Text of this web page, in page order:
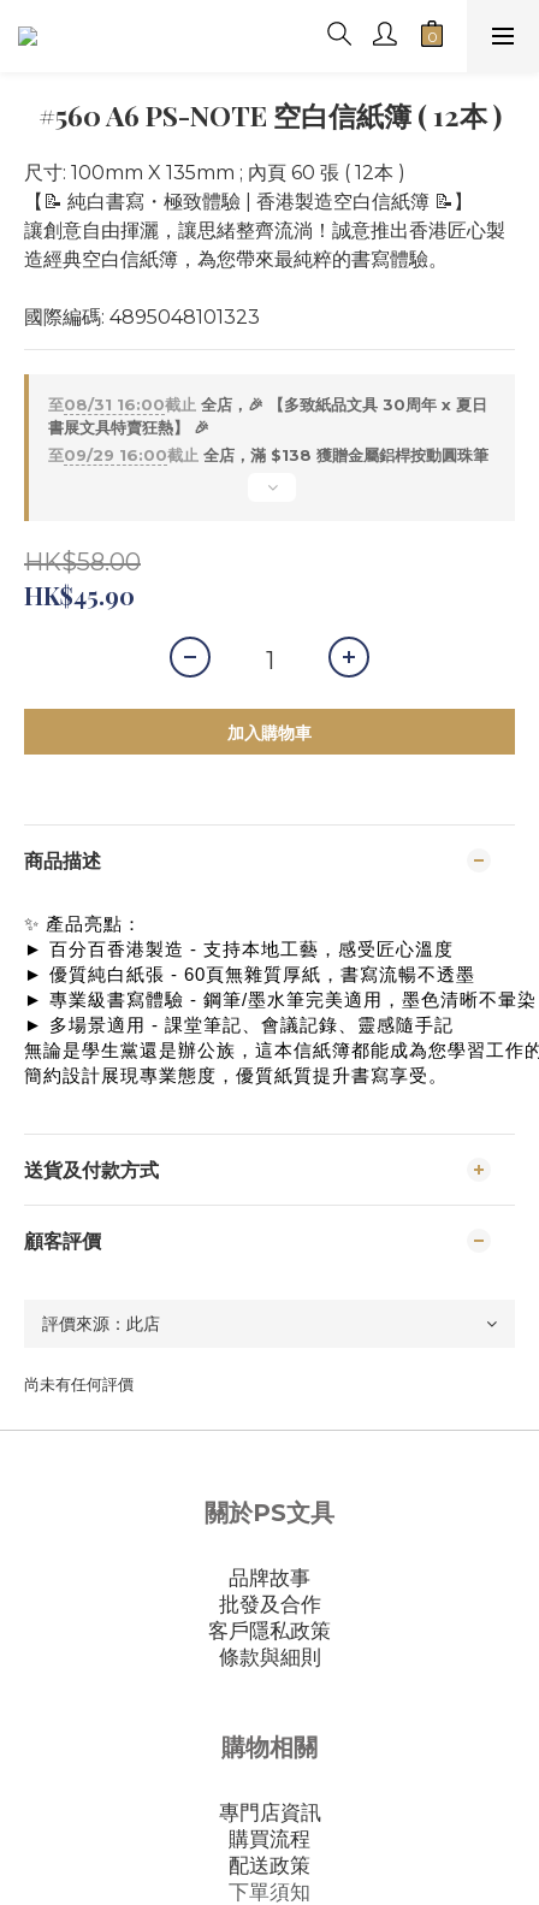
#560 A6 PS-NOTE 空白信紙簿 ( 12本 )
尺寸: 100mm X 135mm ; 內頁 60 張 ( 12本 )
【📝 純白書寫・極致體驗 | 香港製造空白信紙簿 📝】
讓創意自由揮灑，讓思緒整齊流淌！誠意推出香港匠心製
造經典空白信紙簿，為您帶來最純粹的書寫體驗。
國際編碼: 4895048101323
至08/31 16:00截止 全店，🎉 【多致紙品文具 30周年 x 夏日
書展文具特賣狂熱】 🎉
至09/29 16:00截止 全店，滿 $138 獲贈金屬鋁桿按動圓珠筆
HK$58.00
HK$45.90
加入購物車
商品描述
✨ 產品亮點：
► 百分百香港製造 - 支持本地工藝，感受匠心溫度
► 優質純白紙張 - 60頁無雜質厚紙，書寫流暢不透墨
► 專業級書寫體驗 - 鋼筆/墨水筆完美適用，墨色清晰不暈染
► 多場景適用 - 課堂筆記、會議記錄、靈感隨手記
無論是學生黨還是辦公族，這本信紙簿都能成為您學習工作
簡約設計展現專業態度，優質紙質提升書寫享受。
送貨及付款方式
顧客評價
尚未有任何評價
關於PS文具
品牌故事
批發及合作
客戶隱私政策
條款與細則
購物相關
專門店資訊
購買流程
配送政策
下單須知